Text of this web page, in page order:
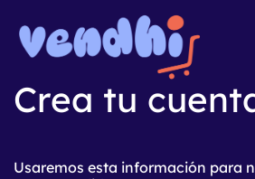
Crea tu
Usaremos esta información para